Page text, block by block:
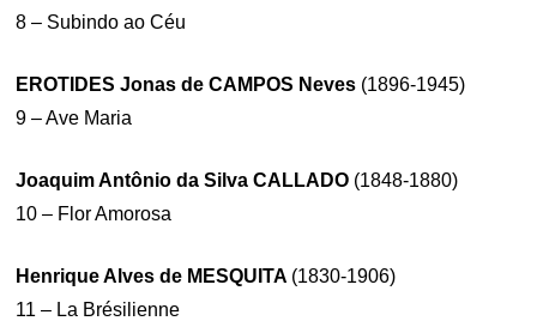
8 – Subindo ao Céu
EROTIDES Jonas de CAMPOS Neves (1896-1945)
9 – Ave Maria
Joaquim Antônio da Silva CALLADO (1848-1880)
10 – Flor Amorosa
Henrique Alves de MESQUITA (1830-1906)
11 – La Brésilienne